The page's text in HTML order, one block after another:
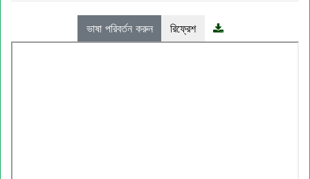
ভাষা পরিবর্তন করুন রিফ্রেশ